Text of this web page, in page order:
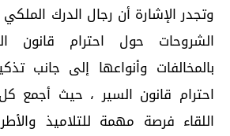
وتجدر الإشارة أن رجال الدرك
الشروحات حول احترام قانون
بالمخالفات وأنواعها إلى جانب
احترام قانون السير ، حيث أجمع
اللقاء فرصة مهمة للتلاميذ والأطر